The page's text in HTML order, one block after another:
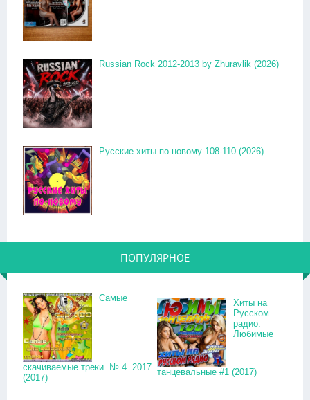
Russian Rock 2012-2013 by Zhuravlik (2026)
Русские хиты по-новому 108-110 (2026)
ПОПУЛЯРНОЕ
Самые
скачиваемые треки. № 4. 2017
(2017)
Хиты на
Русском
радио.
Любимые
танцевальные #1 (2017)